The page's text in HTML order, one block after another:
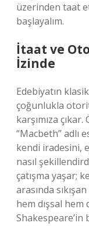
üzerinden taat
başlayalım.
İtaat ve
İzinde
Edebiyatın
çoğunlukla
karşımıza
“Macbeth” adlı
kendi iradesini,
nasıl
çatışma yaşar;
arasında
hem dışsal
Shakespeare’in